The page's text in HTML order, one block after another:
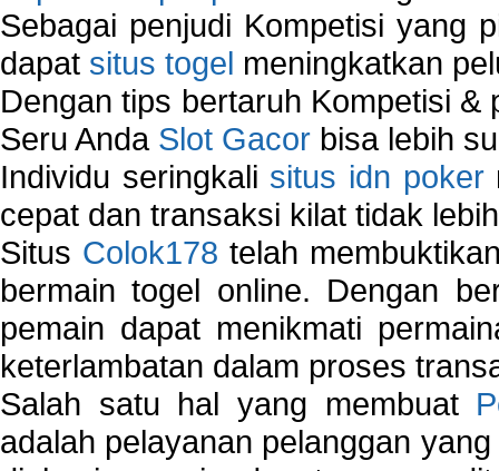
Sebagai penjudi Kompetisi yang
dapat situs togel meningkatkan
Dengan tips bertaruh Kompetisi
Seru Anda Slot Gacor bisa lebih
Individu seringkali situs idn poker
cepat dan transaksi kilat tidak
Situs Colok178 telah
bermain togel online. Dengan
pemain dapat menikmati
keterlambatan dalam proses
Salah satu hal yang membuat
adalah pelayanan pelanggan